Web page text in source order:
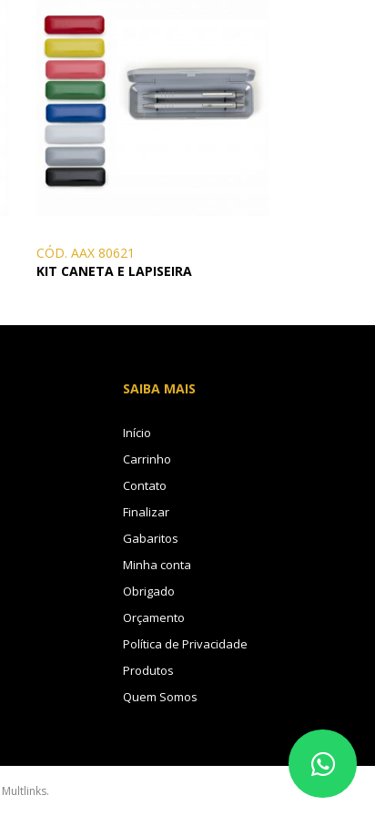
CÓD. AAX 80621
KIT CANETA E LAPISEIRA
SAIBA MAIS
Início
Carrinho
Contato
Finalizar
Gabaritos
Minha conta
Obrigado
Orçamento
Política de Privacidade
Produtos
Quem Somos
Multlinks.